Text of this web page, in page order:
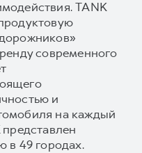
TANK
современного
и
на каждый
в 49 городах.